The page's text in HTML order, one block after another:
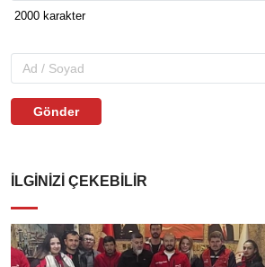
Gönder
İLGINIZI ÇEKEBILIR